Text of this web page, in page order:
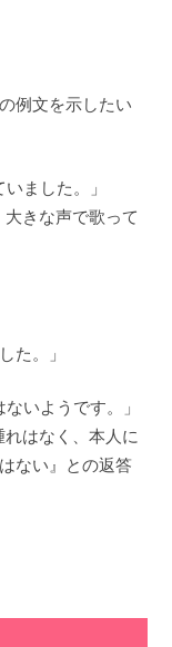
例文を示したい
ました。」
きな声で歌って
た。」
いようです。」
はなく、本人に
ない』との返答